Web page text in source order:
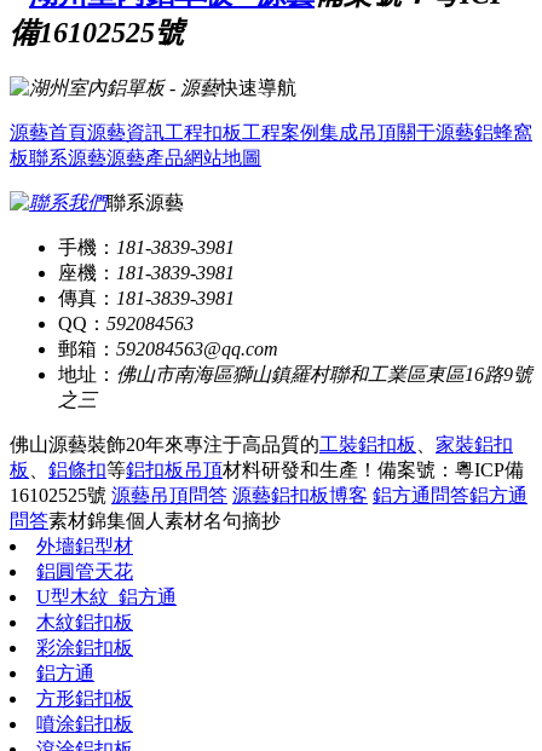
備16102525號
快速導航
源藝首頁源藝資訊工程扣板工程案例集成吊頂關于源藝鋁蜂窩
板聯系源藝源藝產品網站地圖
聯系源藝
手機： 181-3839-3981
座機： 181-3839-3981
傳真： 181-3839-3981
QQ： 592084563
郵箱： 592084563@qq.com
地址： 佛山市南海區獅山鎮羅村聯和工業區東區16路9號
之三
佛山源藝裝飾20年來專注于高品質的工裝鋁扣板
家裝鋁扣
板
鋁條扣等鋁扣板吊頂材料研發和生產！ 備案號：粵ICP備
16102525號 源藝吊頂問答 源藝鋁扣板博客 鋁方通問答鋁方通
問答素材錦集個人素材名句摘抄
外墻鋁型材
鋁圓管天花
U型木紋_鋁方通
木紋鋁扣板
彩涂鋁扣板
鋁方通
方形鋁扣板
噴涂鋁扣板